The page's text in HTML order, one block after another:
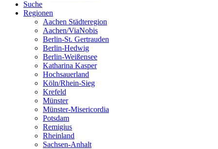
Suche
Regionen
Aachen Städteregion
Aachen/ViaNobis
Berlin-St. Gertrauden
Berlin-Hedwig
Berlin-Weißensee
Katharina Kasper
Hochsauerland
Köln/Rhein-Sieg
Krefeld
Münster
Münster-Misericordia
Potsdam
Remigius
Rheinland
Sachsen-Anhalt